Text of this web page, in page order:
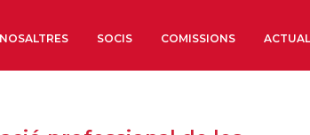
NOSALTRES SOCIS COMISSIONS